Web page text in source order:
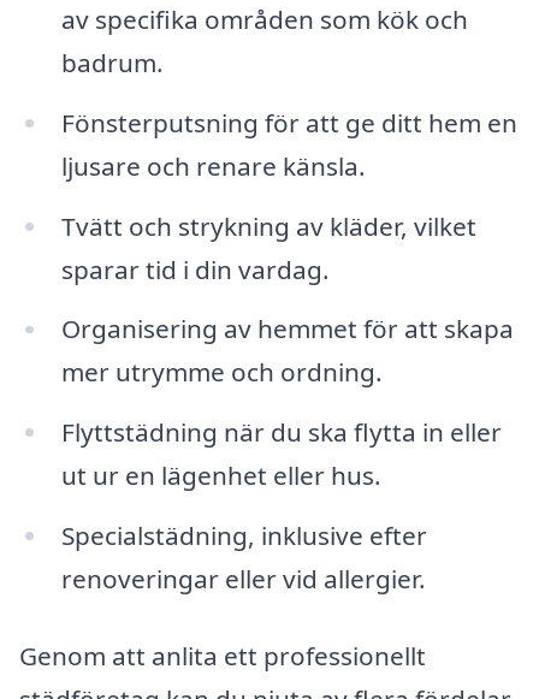
av specifika områden som kök och
badrum.
Fönsterputsning för att ge ditt hem en
ljusare och renare känsla.
Tvätt och strykning av kläder, vilket
sparar tid i din vardag.
Organisering av hemmet för att skapa
mer utrymme och ordning.
Flyttstädning när du ska flytta in eller
ut ur en lägenhet eller hus.
Specialstädning, inklusive efter
renoveringar eller vid allergier.
Genom att anlita ett professionellt